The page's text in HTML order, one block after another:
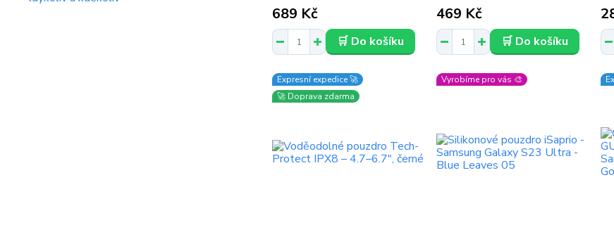
689 Kč
🛒 Do košíku
469 Kč
🛒 Do košíku
Expresní expedice 🚀
🚀 Doprava zdarma
Vyrobíme pro vás 🎨